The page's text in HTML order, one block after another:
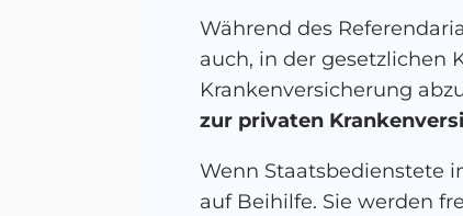
Während des
auch, in der gesetzlichen
Krankenversicherung
zur privaten
Wenn Staatsbedienstete
auf Beihilfe. Sie werden